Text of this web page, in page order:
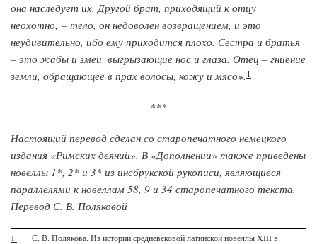
она наследует их. Другой брат, приходящий к отцу
неохотно, – тело, он недоволен возвращением, и это
неудивительно, ибо ему приходится плохо. Сестра и братья
– это жабы и змеи, выгрызающие нос и глаза. Отец – гниение
земли, обращающее в прах волосы, кожу и мясо».1
***
Настоящий перевод сделан со старопечатного немецкого
издания «Римских деяний». В «Дополнении» также приведены
новеллы 1*, 2* и 3* из инсбрукской рукописи, являющиеся
параллелями к новеллам 58, 9 и 34 старопечатного текста.
Перевод С. В. Поляковой
1. С. В. Полякова. Из истории средневековой латинской новеллы XIII в.